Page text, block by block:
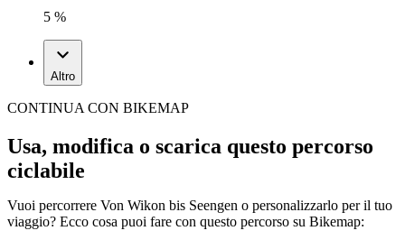
5 %
Altro
CONTINUA CON BIKEMAP
Usa, modifica o scarica questo percorso
ciclabile
Vuoi percorrere Von Wikon bis Seengen o personalizzarlo per il tuo
viaggio? Ecco cosa puoi fare con questo percorso su Bikemap: